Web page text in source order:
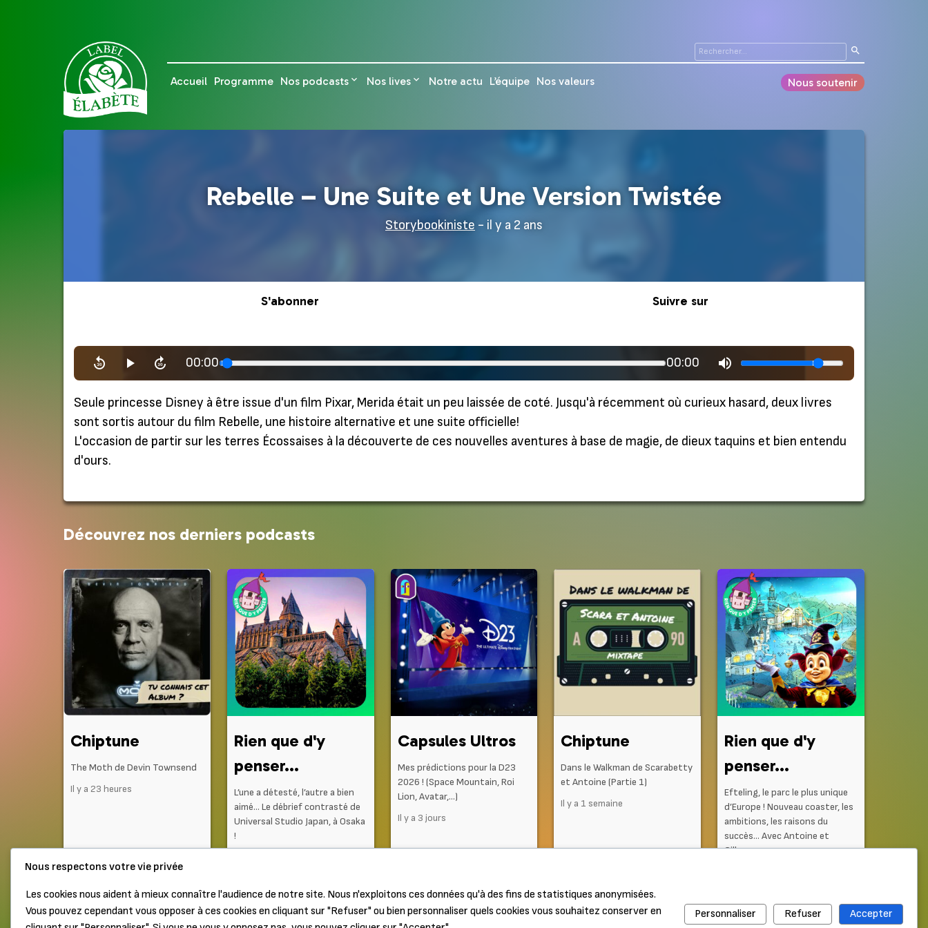
Accueil Programme Nos podcasts Nos lives Notre actu L’équipe Nos valeurs Nous soutenir
Rebelle – Une Suite et Une Version Twistée
Storybookiniste - il y a 2 ans
S'abonner Suivre sur
00:00 00:00
Seule princesse Disney à être issue d'un film Pixar, Merida était un peu laissée de coté. Jusqu'à récemment où curieux hasard, deux livres
sont sortis autour du film Rebelle, une histoire alternative et une suite officielle!
L'occasion de partir sur les terres Écossaises à la découverte de ces nouvelles aventures à base de magie, de dieux taquins et bien entendu
d'ours.
Découvrez nos derniers podcasts
Chiptune
The Moth de Devin Townsend
Il y a 23 heures
Rien que d'y
penser...
L’une a détesté, l’autre a bien
aimé… Le débrief contrasté de
Universal Studio Japan, à Osaka
!
Capsules Ultros
Mes prédictions pour la D23
2026 ! (Space Mountain, Roi
Lion, Avatar,…)
Il y a 3 jours
Chiptune
Dans le Walkman de Scarabetty
et Antoine (Partie 1)
Il y a 1 semaine
Rien que d'y
penser...
Efteling, le parc le plus unique
d’Europe ! Nouveau coaster, les
ambitions, les raisons du
succès… Avec Antoine et
Gilles...
Nous respectons votre vie privée
Les cookies nous aident à mieux connaître l'audience de notre site. Nous n'exploitons ces données qu'à des fins de statistiques anonymisées.
Vous pouvez cependant vous opposer à ces cookies en cliquant sur "Refuser" ou bien personnaliser quels cookies vous souhaitez conserver en
Personnaliser Refuser Accepter